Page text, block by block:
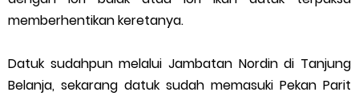
memberhentikan keretanya.
Datuk sudahpun melalui Jambatan Nordin di Tanjung
Belanja, sekarang datuk sudah memasuki Pekan Parit